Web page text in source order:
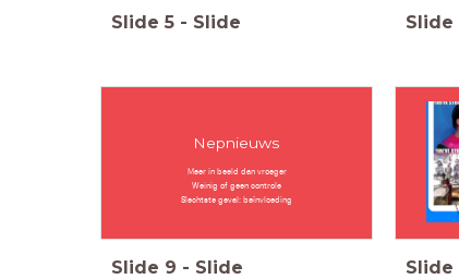
Slide 5 - Slide Slide
Nepnieuws
Meer in beeld dan vroeger
Weinig of geen controle
Slechtste geval: beïnvloeding
Slide 9 - Slide Slide